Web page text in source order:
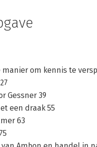
manier om kennis te
Gessner 39
een draak 55
63